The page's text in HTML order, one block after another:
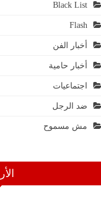
Black List
Flash
أخبار الفن
أخبار حامية
اجتماعيات
ضد الرجل
مش مسموح